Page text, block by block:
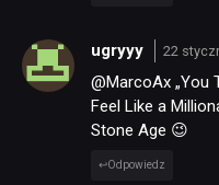
ugryyy 22
@MarcoAx „You
Feel Like a
Stone Age 😉
Odpowiedz